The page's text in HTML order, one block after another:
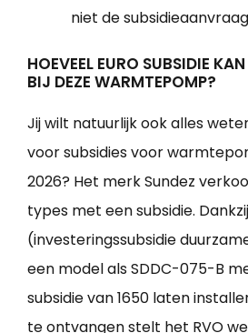
niet de
HOEVEEL EURO SUBSIDIE
BIJ DEZE WARMTEPOMP?
Jij wilt natuurlijk ook alles
voor subsidies voor
2026? Het merk Sundez
types met een subsidie. Dankzij
(investeringssubsidie
een model als SDDC-075-B
subsidie van 1650 laten
te ontvangen stelt het RVO